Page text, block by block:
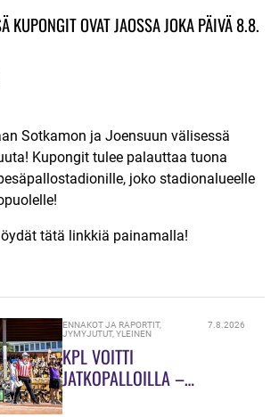
KUPONGIT OVAT JAOSSA JOKA PÄIVÄ 8.8.
Sotkamon ja Joensuun välisessä
Kupongit tulee palauttaa tuona
joko stadionalueelle
tätä linkkiä painamalla!
ENNAKOT JA RAPORTIT,
JYMYJUTUT,YLEINEN
7.8.2026
KPL VOITTI
JATKOPALLOILLA –